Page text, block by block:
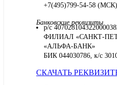
+7(495)799-54-58 (МСК)
Банковские реквизиты
р/с
ФИЛИАЛ «САНКТ-
«АЛЬФА-БАНК»
БИК 044030786, к/с
СКАЧАТЬ